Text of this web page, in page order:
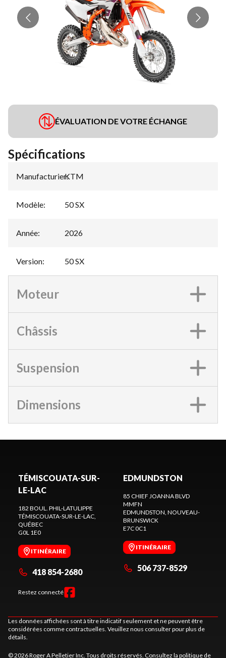
ÉVALUATION DE VOTRE ÉCHANGE
Spécifications
Manufacturier:
KTM
Modèle: 50 SX
Année: 2026
Version: 50 SX
Moteur
Châssis
Suspension
Dimensions
TÉMISCOUATA-SUR-
LE-LAC
182 BOUL. PHIL-LATULIPPE
TÉMISCOUATA-SUR-LE-LAC
QUÉBEC
G0L 1E0
ITINÉRAIRE
418 854-2680
Restez connecté
EDMUNDSTON
85 CHIEF JOANNA BLVD
MMFN
EDMUNDSTON , NOUVEAU-
BRUNSWICK
E7C 0C1
ITINÉRAIRE
506 737-8529
Les données affichées sont à titre indicatif seulement et ne peuvent être
considérées comme contractuelles. Veuillez nous consulter pour plus de
détails.
© 2026 Roger A Pelletier Inc. Tous droits réservés. Consultez la politique de